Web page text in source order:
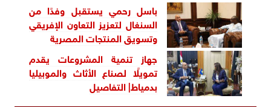
باسل رحمي يستقبل وفدًا من
السنغال لتعزيز التعاون الإفريقي
وتسويق المنتجات المصرية
جهاز تنمية المشروعات يقدم
تمويلًا لصناع الأثاث والموبيليا
بدمياط| التفاصيل